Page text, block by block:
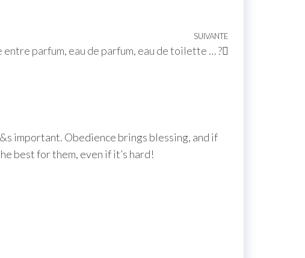
SUIVANTE
parfum, eau de parfum, eau de toilette … ?
important. Obedience brings blessing, and if
best for them, even if it’s hard!